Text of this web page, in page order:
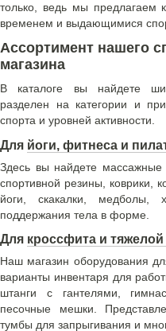
только, ведь мы предлагаем
временем и выдающимися
Ассортимент нашего
магазина
В каталоге вы найдете
разделен на категории и
спорта и уровней активности.
Для йоги, фитнеса и
Здесь вы найдете массажные
спортивной резины, коврики,
йоги, скакалки, медболы,
поддержания тела в форме.
Для кроссфита и тяжелой
Наш магазин оборудования
варианты инвентаря для
штанги с гантелями,
песочные мешки.
тумбы для запрыгивания и